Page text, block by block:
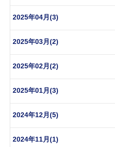
2025年04月(3)
2025年03月(2)
2025年02月(2)
2025年01月(3)
2024年12月(5)
2024年11月(1)